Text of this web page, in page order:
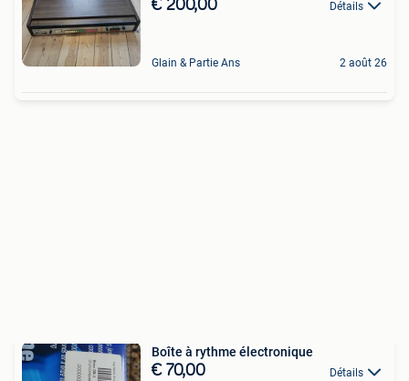
€ 200,00 Détails
Glain & Partie Ans 2 août 26
Boîte à rythme électronique
€ 70,00 Détails